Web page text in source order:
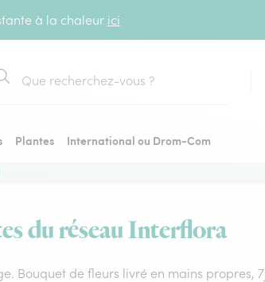
à la chaleur ici
Plantes
International ou Drom-Com
du réseau Interflora
Bouquet de fleurs livré en mains propres,